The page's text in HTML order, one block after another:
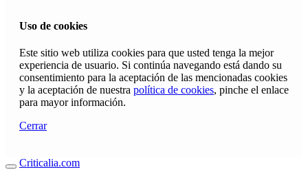
Uso de cookies
Este sitio web utiliza cookies para que usted tenga la mejor
experiencia de usuario. Si continúa navegando está dando su
consentimiento para la aceptación de las mencionadas cookies
y la aceptación de nuestra política de cookies, pinche el enlace
para mayor información.
Cerrar
Criticalia.com